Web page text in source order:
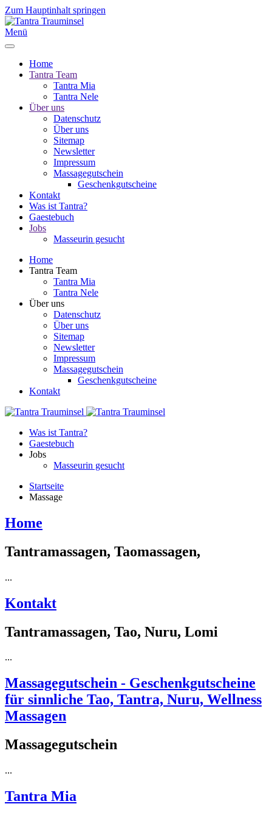
Zum Hauptinhalt springen
Menü
Home
Tantra Team
Tantra Mia
Tantra Nele
Über uns
Datenschutz
Über uns
Sitemap
Newsletter
Impressum
Massagegutschein
Geschenkgutscheine
Kontakt
Was ist Tantra?
Gaestebuch
Jobs
Masseurin gesucht
Home
Tantra Team
Tantra Mia
Tantra Nele
Über uns
Datenschutz
Über uns
Sitemap
Newsletter
Impressum
Massagegutschein
Geschenkgutscheine
Kontakt
Was ist Tantra?
Gaestebuch
Jobs
Masseurin gesucht
Startseite
Massage
Home
Tantramassagen, Taomassagen,
...
Kontakt
Tantramassagen, Tao, Nuru, Lomi
...
Massagegutschein - Geschenkgutscheine
für sinnliche Tao, Tantra, Nuru, Wellness
Massagen
Massagegutschein
...
Tantra Mia